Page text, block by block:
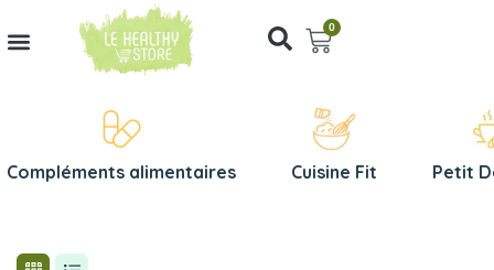
0
Compléments alimentaires Cuisine Fit Petit